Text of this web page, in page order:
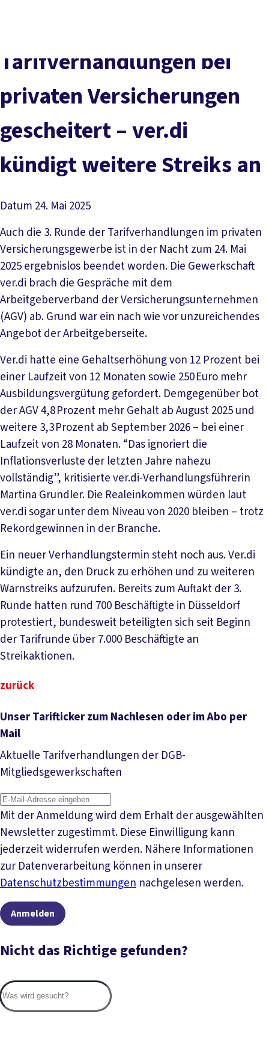
Service
Mitmachen
Tarifverhandlungen bei
privaten Versicherungen
gescheitert – ver.di
kündigt weitere Streiks an
Datum 24. Mai 2025
Auch die 3. Runde der Tarifverhandlungen im privaten
Versicherungsgewerbe ist in der Nacht zum 24. Mai
2025 ergebnislos beendet worden. Die Gewerkschaft
ver.di brach die Gespräche mit dem
Arbeitgeberverband der Versicherungsunternehmen
(AGV) ab. Grund war ein nach wie vor unzureichendes
Angebot der Arbeitgeberseite.
Ver.di hatte eine Gehaltserhöhung von 12 Prozent bei
einer Laufzeit von 12 Monaten sowie 250 Euro mehr
Ausbildungsvergütung gefordert. Demgegenüber bot
der AGV 4,8 Prozent mehr Gehalt ab August 2025 und
weitere 3,3 Prozent ab September 2026 – bei einer
Laufzeit von 28 Monaten. “Das ignoriert die
Inflationsverluste der letzten Jahre nahezu
vollständig”, kritisierte ver.di-Verhandlungsführerin
Martina Grundler. Die Realeinkommen würden laut
ver.di sogar unter dem Niveau von 2020 bleiben – trotz
Rekordgewinnen in der Branche.
Ein neuer Verhandlungstermin steht noch aus. Ver.di
kündigte an, den Druck zu erhöhen und zu weiteren
Warnstreiks aufzurufen. Bereits zum Auftakt der 3.
Runde hatten rund 700 Beschäftigte in Düsseldorf
protestiert, bundesweit beteiligten sich seit Beginn
der Tarifrunde über 7.000 Beschäftigte an
Streikaktionen.
zurück
Unser Tarifticker zum Nachlesen oder im Abo per
Mail
Aktuelle Tarifverhandlungen der DGB-
Mitgliedsgewerkschaften
Mit der Anmeldung wird dem Erhalt der ausgewählten
Newsletter zugestimmt. Diese Einwilligung kann
jederzeit widerrufen werden. Nähere Informationen
zur Datenverarbeitung können in unserer
Datenschutzbestimmungen nachgelesen werden.
Anmelden
Nicht das Richtige gefunden?